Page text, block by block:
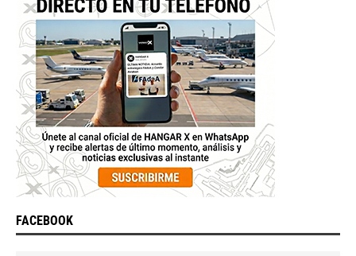
FACEBOOK